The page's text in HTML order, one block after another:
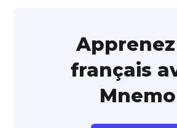
français
Mnemo